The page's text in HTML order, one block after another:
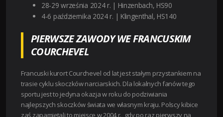
28-29 września 2024 r. | Hinzenbach, HS90
4-6 października 2024 r. | Klingenthal, HS140
PIERWSZE ZAWODY WE FRANCUSKIM
COURCHEVEL
Francuski kurort Courchevel od lat jest stałym przystankiem na
trasie cyklu skoczków narciarskich. Dla lokalnych fanów tego
sportu jest to jedyna okazja w roku do podziwiania
najlepszych skoczków świata we własnym kraju. Polscy kibice
zaś zapamiętali to miejsce w 2004 r., gdy po raz pierwszy na